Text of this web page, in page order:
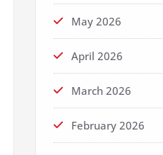
May 2026
April 2026
March 2026
February 2026